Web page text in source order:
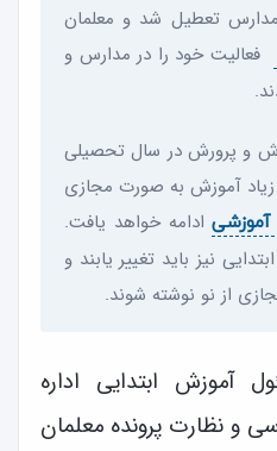
سال‌تحصیلی ۱۳۹۸-۱۳۹۹ مدارس تعطیل شد و معلمان
فعالیت خود را در مدارس و
و پرورش در سال تحصیلی
زیاد آموزش به صورت مجازی
آموزشیادامه خواهد یافت.
نیز باید تغییر یابند و
از نو نوشته شوند.
آموزش ابتدایی اداره
و نظارت پرونده معلمان